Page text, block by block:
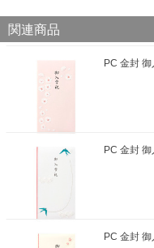
関連商品
PC 金封
PC 金封
PC 金封